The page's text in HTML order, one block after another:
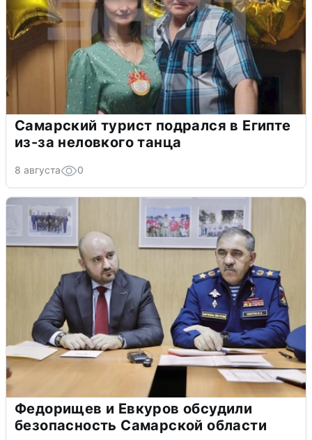
Самарский турист подрался в Египте
из-за неловкого танца
8 августа 0
Федорищев и Евкуров обсудили
безопасность Самарской области